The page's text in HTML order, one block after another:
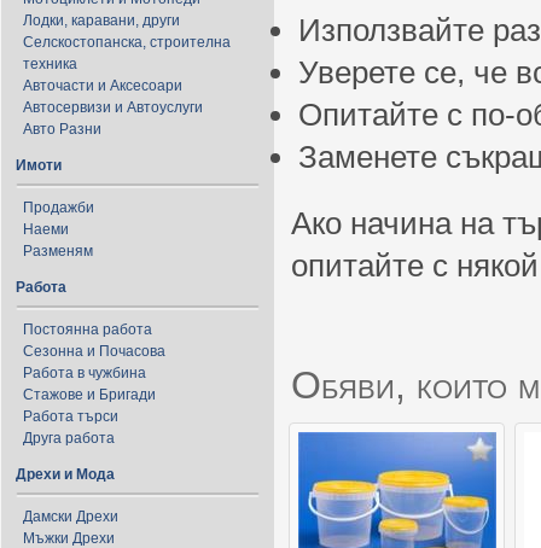
Лодки, каравани, други
Селскостопанска, строителна
техника
Авточасти и Аксесоари
Автосервизи и Автоуслуги
Авто Разни
Имоти
Продажби
Наеми
Разменям
Работа
Постоянна работа
Сезонна и Почасова
Работа в чужбина
Стажове и Бригади
Работа търси
Друга работа
Дрехи и Мода
Дамски Дрехи
Мъжки Дрехи
Използвайте
Уверете се, че
Опитайте с по-
Заменете
Ако начина на
опитайте с
Обяви, които